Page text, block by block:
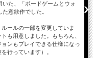
た、「ボードゲームとウォ
意欲作でした。
ールの一部を変更していま
も用意しました。もちろん、
ンもプレイできる仕様になっ
行っています）。